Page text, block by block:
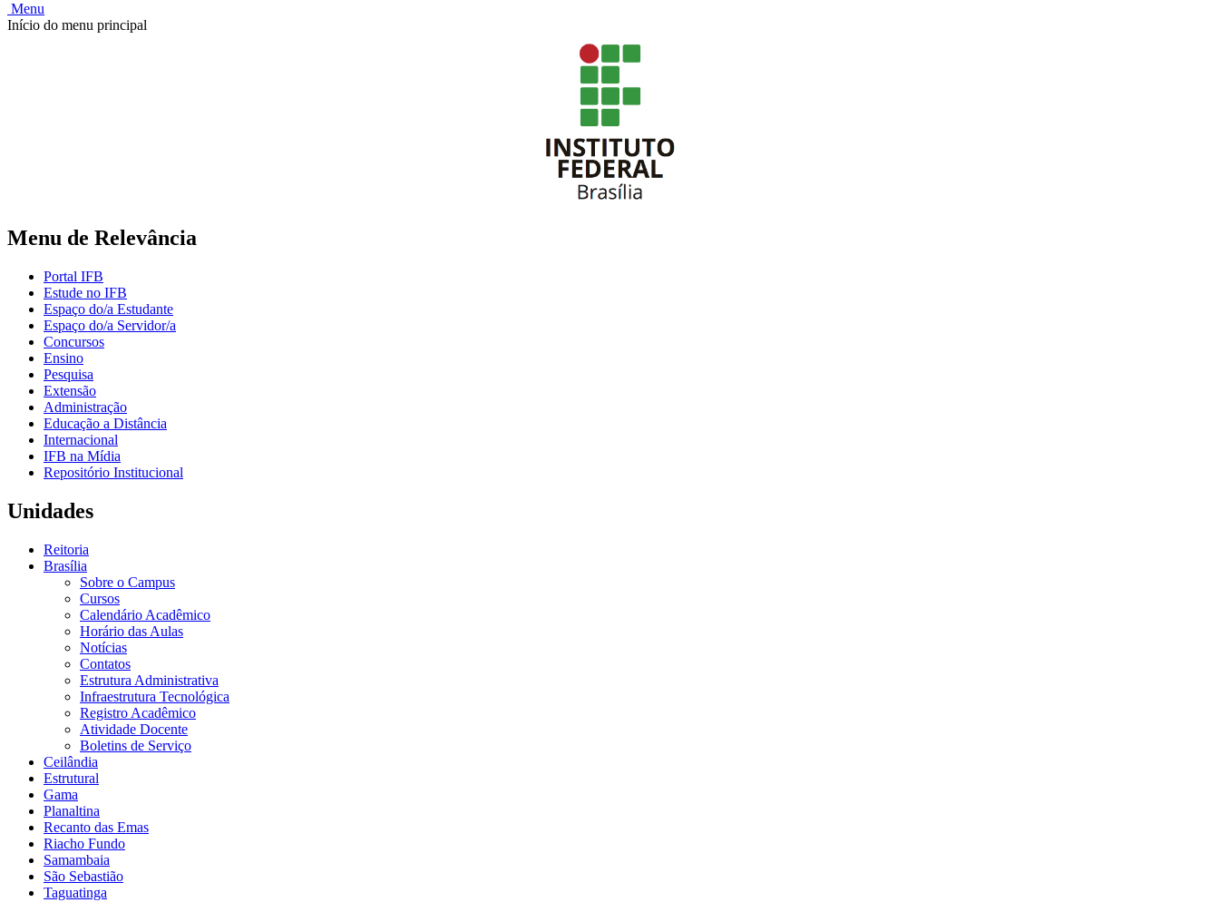
Menu
Início do menu principal
Menu de Relevância
Portal IFB
Estude no IFB
Espaço do/a Estudante
Espaço do/a Servidor/a
Concursos
Ensino
Pesquisa
Extensão
Administração
Educação a Distância
Internacional
IFB na Mídia
Repositório Institucional
Unidades
Reitoria
Brasília
Sobre o Campus
Cursos
Calendário Acadêmico
Horário das Aulas
Notícias
Contatos
Estrutura Administrativa
Infraestrutura Tecnológica
Registro Acadêmico
Atividade Docente
Boletins de Serviço
Ceilândia
Estrutural
Gama
Planaltina
Recanto das Emas
Riacho Fundo
Samambaia
São Sebastião
Taguatinga